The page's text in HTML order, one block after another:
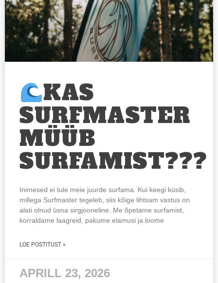
KAS
SURFMASTER
MÜÜB
SURFAMIST???
Inimesed ei tule meie juurde surfama. Kui keegi küsib,
millega Surfmaster tegeleb, siis kõige lihtsam vastus on
alati olnud üsna sirgjooneline. Me õpetame surfamist,
korraldame laagreid, pakume elamusi ja loome
LOE POSTITUST »
APRILL 23, 2026